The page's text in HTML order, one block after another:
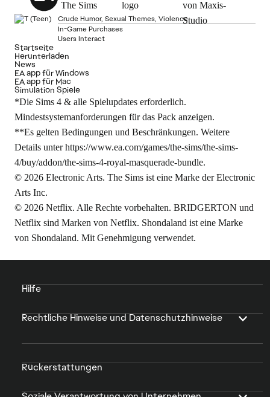
Crude Humor, Sexual Themes, Violence
In-Game Purchases
Users Interact
Startseite
Herunterladen
News
EA app für Windows
EA app für Mac
Simulation Spiele
*Die Sims 4 & alle Spielupdates erforderlich.
Mindestsystemanforderungen für das Pack anzeigen.
**Es gelten Bedingungen und Beschränkungen. Weitere
Details unterhttps://www.ea.com/games/the-sims/the-sims-
4/buy/addon/the-sims-4-royal-masquerade-bundle.
© 2026 Electronic Arts. The Sims ist eine Marke der Electronic
Arts Inc.
© 2026 Netflix. Alle Rechte vorbehalten. BRIDGERTON und
Netflix sind Marken von Netflix. Shondaland ist eine Marke
von Shondaland. Mit Genehmigung verwendet.
Hilfe
Rechtliche Hinweise und Datenschutzhinweise
Rückerstattungen